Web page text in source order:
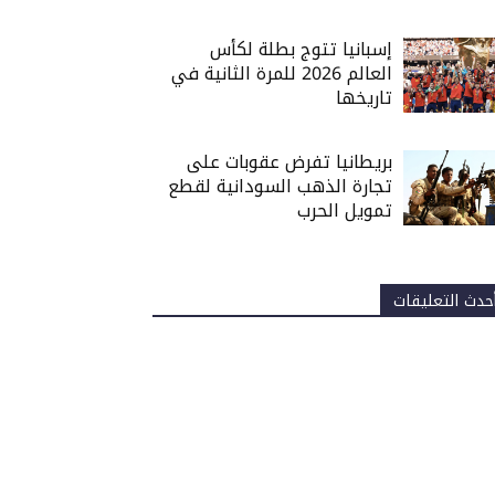
إسبانيا تتوج بطلة لكأس
العالم 2026 للمرة الثانية في
تاريخها
بريطانيا تفرض عقوبات على
تجارة الذهب السودانية لقطع
تمويل الحرب
التعليقات